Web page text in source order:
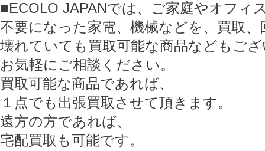
■ECOLO JAPANでは、ご家庭やオフィ
不要になった家電、機械などを、買取
壊れていても買取可能な商品などもご
お気軽にご相談ください。
買取可能な商品であれば、
１点でも出張買取させて頂きます。
遠方の方であれば、
宅配買取も可能です。